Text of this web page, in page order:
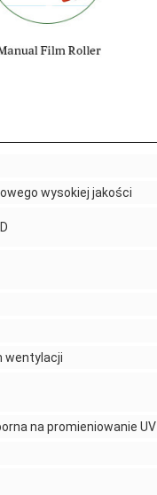
wysokiej jakości
wentylacji
na promieniowanie UV